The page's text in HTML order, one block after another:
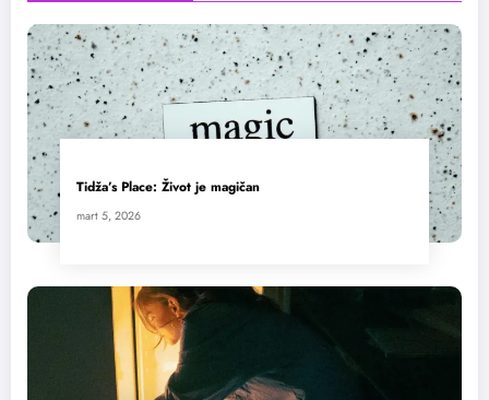
Tidža’s Place: Život je magičan
mart 5, 2026